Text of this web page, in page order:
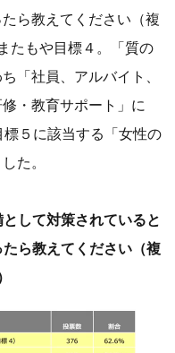
ら教えてください（複
たもや目標４。「質の
「社員、アルバイト、
・教育サポート」に
５に該当する「女性の
た。
して対策されていると
ら教えてください（複